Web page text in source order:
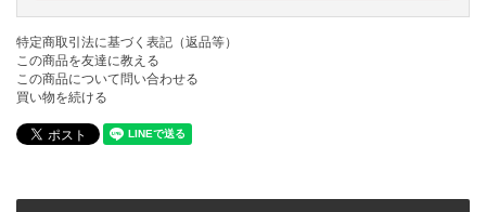
特定商取引法に基づく表記（返品等）
この商品を友達に教える
この商品について問い合わせる
買い物を続ける